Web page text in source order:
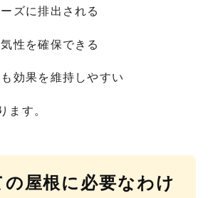
ズに排出される
性を確保できる
効果を維持しやすい
ます。
屋根に必要なわけ